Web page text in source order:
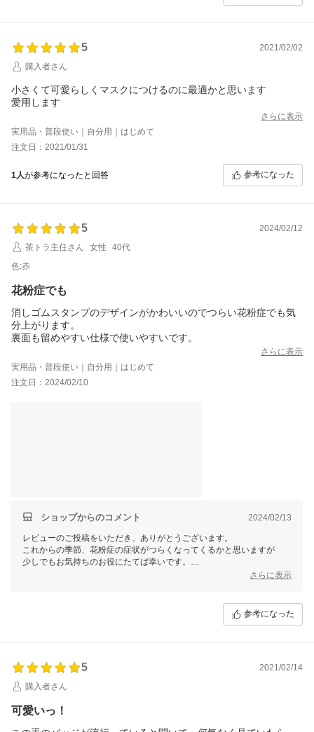
5
2021/02/02
購入者さん
小さくて可愛らしくマスクにつけるのに最適かと思います
愛用します
さらに表示
実用品・普段使い｜自分用｜はじめて
注文日：2021/01/31
1人が参考になったと回答 参考になった
5
2024/02/12
茶トラ主任さん
女性
40代
色:赤
花粉症でも
消しゴムスタンプのデザインがかわいいのでつらい花粉症でも気
分上がります。
裏面も留めやすい仕様で使いやすいです。
さらに表示
実用品・普段使い｜自分用｜はじめて
注文日：2024/02/10
ショップからのコメント 2024/02/13
レビューのご投稿をいただき、ありがとうございます。
これからの季節、花粉症の症状がつらくなってくるかと思いますが
少しでもお気持ちのお役にたてば幸いです。
さらに表示
参考になった
5
2021/02/14
購入者さん
可愛いっ！